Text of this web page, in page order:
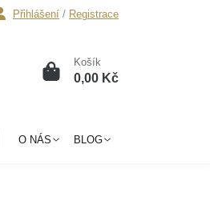
Přihlášení / Registrace
0 Košík
0,00 Kč
O NÁS BLOG